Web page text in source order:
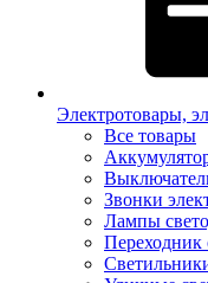
Электротовары,
Все товары
Звонки
Лампы
Переходник